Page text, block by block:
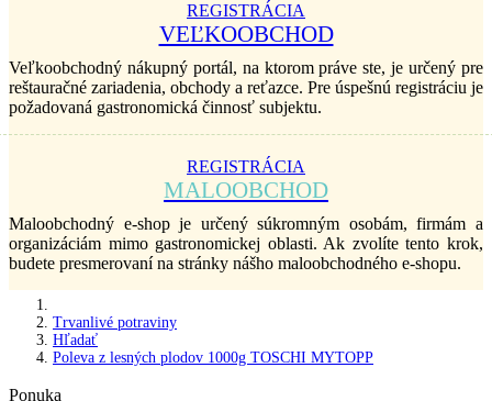
REGISTRÁCIA
VEĽKOOBCHOD
Veľkoobchodný nákupný portál, na ktorom práve ste, je určený pre
reštauračné zariadenia, obchody a reťazce. Pre úspešnú registráciu je
požadovaná gastronomická činnosť subjektu.
REGISTRÁCIA
MALOOBCHOD
Maloobchodný e-shop je určený súkromným osobám, firmám a
organizáciám mimo gastronomickej oblasti. Ak zvolíte tento krok,
budete presmerovaní na stránky nášho maloobchodného e-shopu.
Trvanlivé potraviny
Hľadať
Poleva z lesných plodov 1000g TOSCHI MYTOPP
Ponuka